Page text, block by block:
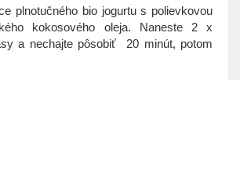
plnotučného bio jogurtu s polievkovou
kokosového oleja. Naneste 2 x
a nechajte pôsobiť 20 minút, potom